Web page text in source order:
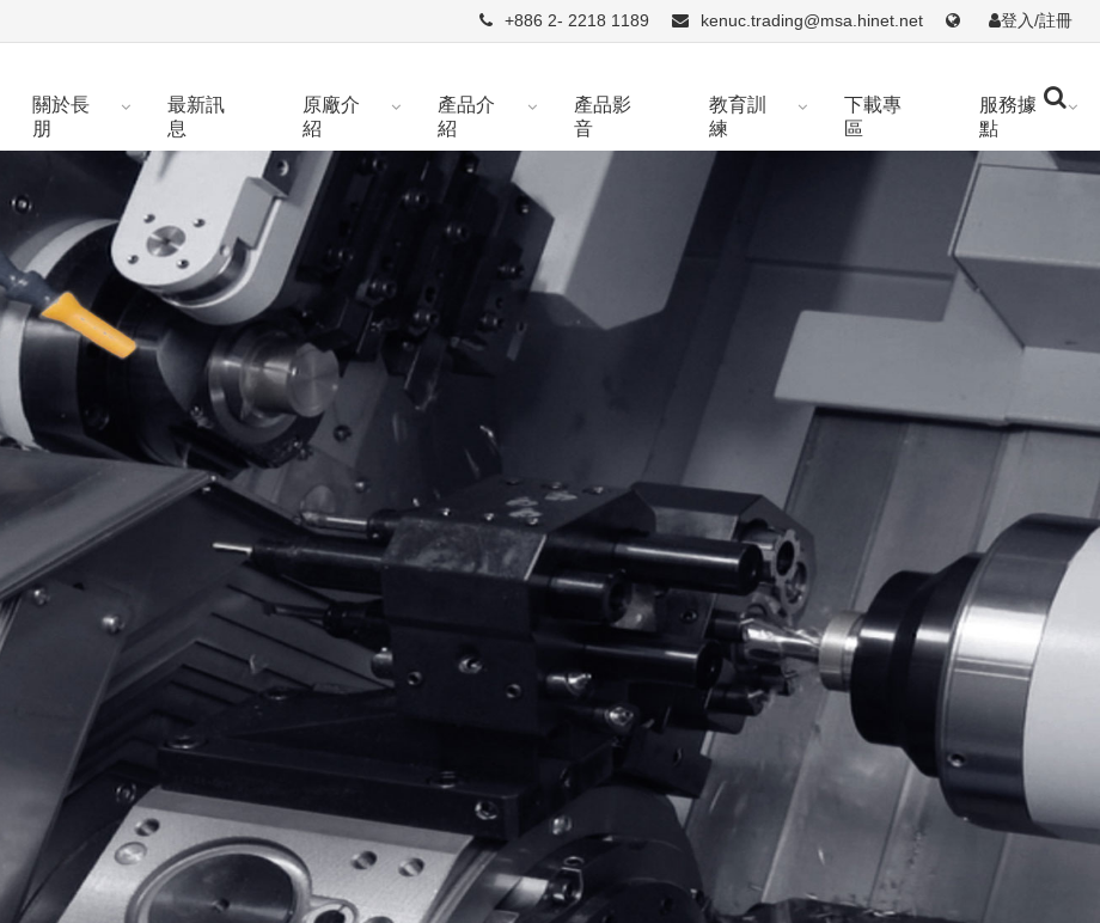
+886 2- 2218 1189 kenuc.trading@msa.hinet.net 登入/註冊
關於長
朋
最新訊
息
原廠介
紹
產品介
紹
產品影
音
教育訓
練
下載專
區
服務據
點